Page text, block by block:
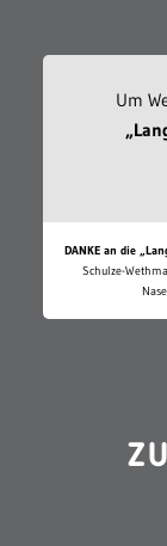
Um
DANKE an die
Schulze-